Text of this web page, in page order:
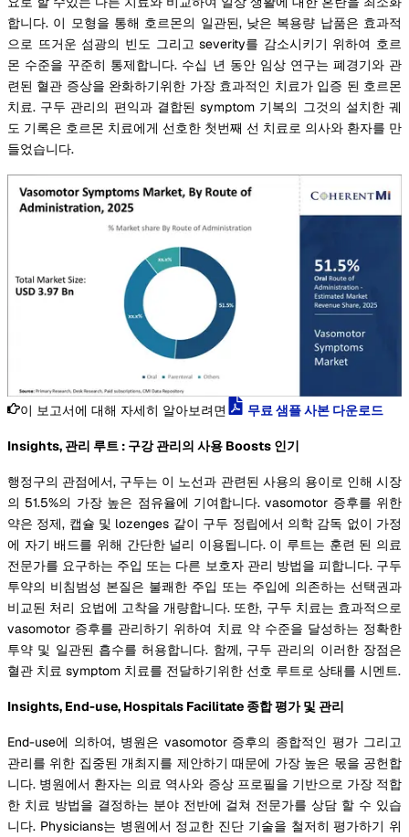
합니다. 이 모형을 통해 호르몬의 일관된, 낮은 복용량 납품은 효과적
으로 뜨거운 섬광의 빈도 그리고 severity를 감소시키기 위하여 호르
몬 수준을 꾸준히 통제합니다. 수십 년 동안 임상 연구는 폐경기와 관
련된 혈관 증상을 완화하기위한 가장 효과적인 치료가 입증 된 호르몬
치료. 구두 관리의 편익과 결합된 symptom 기복의 그것의 설치한 궤
도 기록은 호르몬 치료에게 선호한 첫번째 선 치료로 의사와 환자를 만
들었습니다.
이 보고서에 대해 자세히 알아보려면 무료 샘플 사본 다운로드
Insights, 관리 루트 : 구강 관리의 사용 Boosts 인기
행정구의 관점에서, 구두는 이 노선과 관련된 사용의 용이로 인해 시장
의 51.5%의 가장 높은 점유율에 기여합니다. vasomotor 증후를 위한
약은 정제, 캡슐 및 lozenges 같이 구두 정립에서 의학 감독 없이 가정
에 자기 배드를 위해 간단한 널리 이용됩니다. 이 루트는 훈련 된 의료
전문가를 요구하는 주입 또는 다른 보호자 관리 방법을 피합니다. 구두
투약의 비침범성 본질은 불쾌한 주입 또는 주입에 의존하는 선택권과
비교된 처리 요법에 고착을 개량합니다. 또한, 구두 치료는 효과적으로
vasomotor 증후를 관리하기 위하여 치료 약 수준을 달성하는 정확한
투약 및 일관된 흡수를 허용합니다. 함께, 구두 관리의 이러한 장점은
혈관 치료 symptom 치료를 전달하기위한 선호 루트로 상태를 시멘트.
Insights, End-use, Hospitals Facilitate 종합 평가 및 관리
End-use에 의하여, 병원은 vasomotor 증후의 종합적인 평가 그리고
관리를 위한 집중된 개최지를 제안하기 때문에 가장 높은 몫을 공헌합
니다. 병원에서 환자는 의료 역사와 증상 프로필을 기반으로 가장 적합
한 치료 방법을 결정하는 분야 전반에 걸쳐 전문가를 상담 할 수 있습
니다. Physicians는 병원에서 정교한 진단 기술을 철저히 평가하기 위